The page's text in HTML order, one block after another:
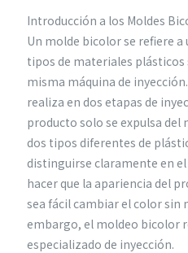
Introducción a los Moldes
Un molde bicolor se refiere a
tipos de materiales plásticos
misma máquina de
realiza en dos etapas de
producto solo se expulsa del
dos tipos diferentes de
distinguirse claramente en
hacer que la apariencia del
sea fácil cambiar el color sin
embargo, el moldeo bicolor
especializado de inyección.